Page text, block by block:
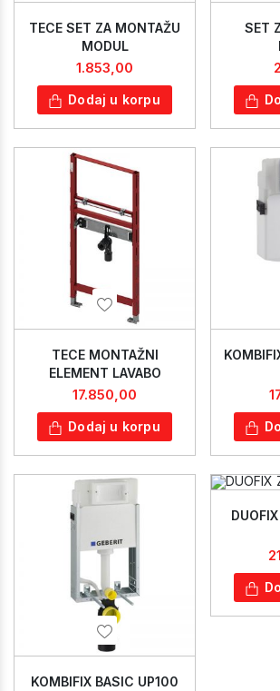
TECE SET ZA MONTAŽU
MODUL
1.853,00
Dodaj u korpu
SET
TECE MONTAŽNI
ELEMENT LAVABO
17.850,00
Dodaj u korpu
KOMBIFIX BASIC UP100